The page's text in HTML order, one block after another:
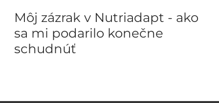
Môj zázrak v Nutriadapt - ako
sa mi podarilo konečne
schudnúť